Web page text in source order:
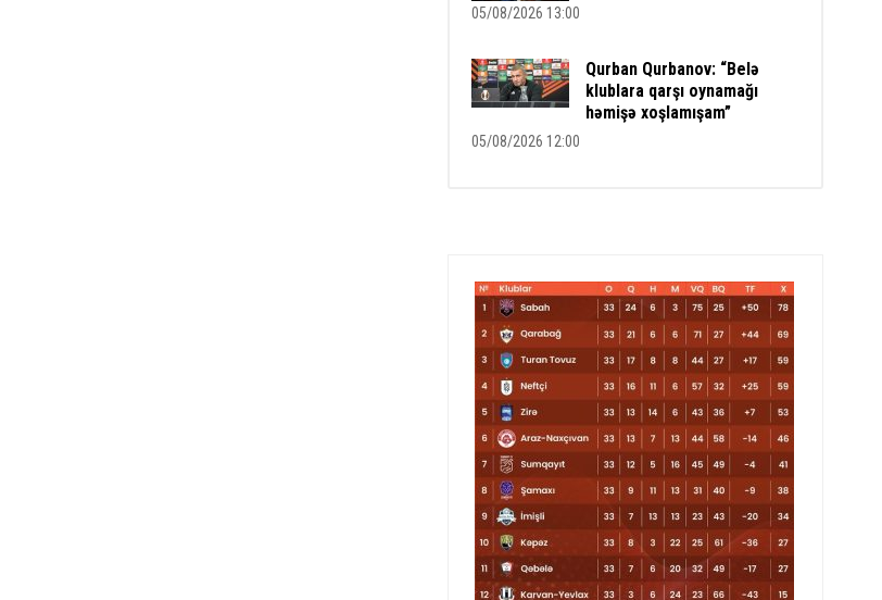
05/08/2026 13:00
Qurban Qurbanov: “Belə
klublara qarşı oynamağı
həmişə xoşlamışam”
05/08/2026 12:00